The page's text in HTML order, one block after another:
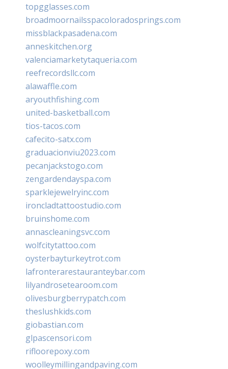
topgglasses.com
broadmoornailsspacoloradosprings.com
missblackpasadena.com
anneskitchen.org
valenciamarketytaqueria.com
reefrecordsllc.com
alawaffle.com
aryouthfishing.com
united-basketball.com
tios-tacos.com
cafecito-satx.com
graduacionviu2023.com
pecanjackstogo.com
zengardendayspa.com
sparklejewelryinc.com
ironcladtattoostudio.com
bruinshome.com
annascleaningsvc.com
wolfcitytattoo.com
oysterbayturkeytrot.com
lafronterarestauranteybar.com
lilyandrosetearoom.com
olivesburgberrypatch.com
theslushkids.com
giobastian.com
glpascensori.com
rifloorepoxy.com
woolleymillingandpaving.com